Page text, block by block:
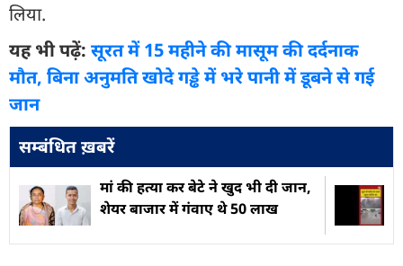
लिया.
यह भी पढ़ें: सूरत में 15 महीने की मासूम की दर्दनाक
मौत, बिना अनुमति खोदे गड्ढे में भरे पानी में डूबने से गई
जान
सम्बंधित ख़बरें
मां की हत्या कर बेटे ने खुद भी दी जान,
शेयर बाजार में गंवाए थे 50 लाख